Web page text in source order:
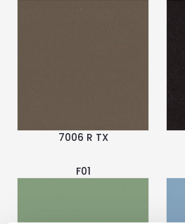
7006 R TX
F01